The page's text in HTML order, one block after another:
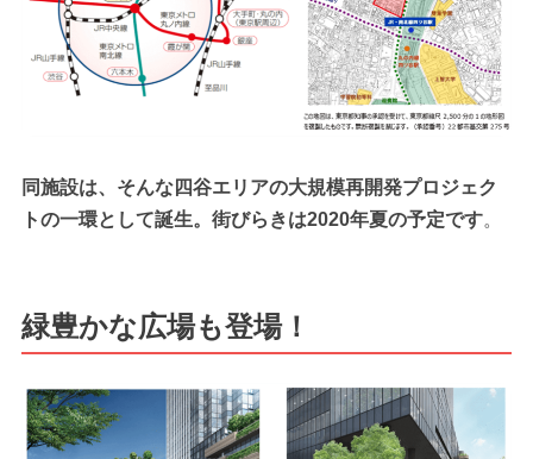
同施設は、そんな四谷エリアの大規模再開発プロジェク
トの一環として誕生。街びらきは2020年夏の予定です。
緑豊かな広場も登場！